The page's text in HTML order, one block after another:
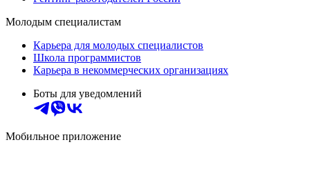
Молодым специалистам
Карьера для молодых специалистов
Школа программистов
Карьера в некоммерческих организациях
Боты для уведомлений
Мобильное приложение